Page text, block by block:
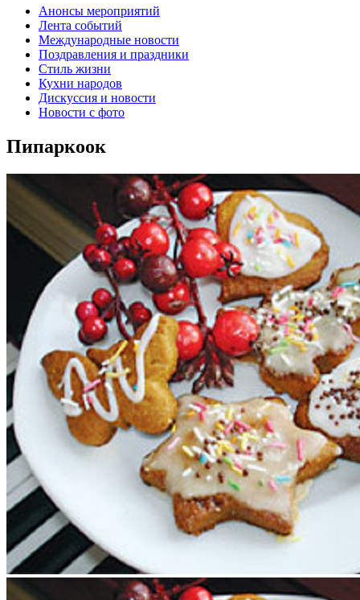
Анонсы мероприятий
Лента событий
Международные новости
Поздравления и праздники
Cтиль жизни
Кухни народов
Дискуссия и новости
Новости с фото
Пипаркоок